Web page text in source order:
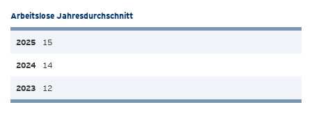
Arbeitslose Jahresdurchschnitt
15
14
12